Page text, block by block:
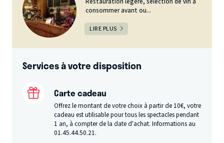
consommer avant ou...
LIRE PLUS
Services à votre disposition
Carte cadeau
Offrez le montant de votre choix à partir de 10€, votre
cadeau est utilisable pour tous les spectacles pendant
1 an, à compter de la date d'achat. Informations au
01.45.44.50.21.